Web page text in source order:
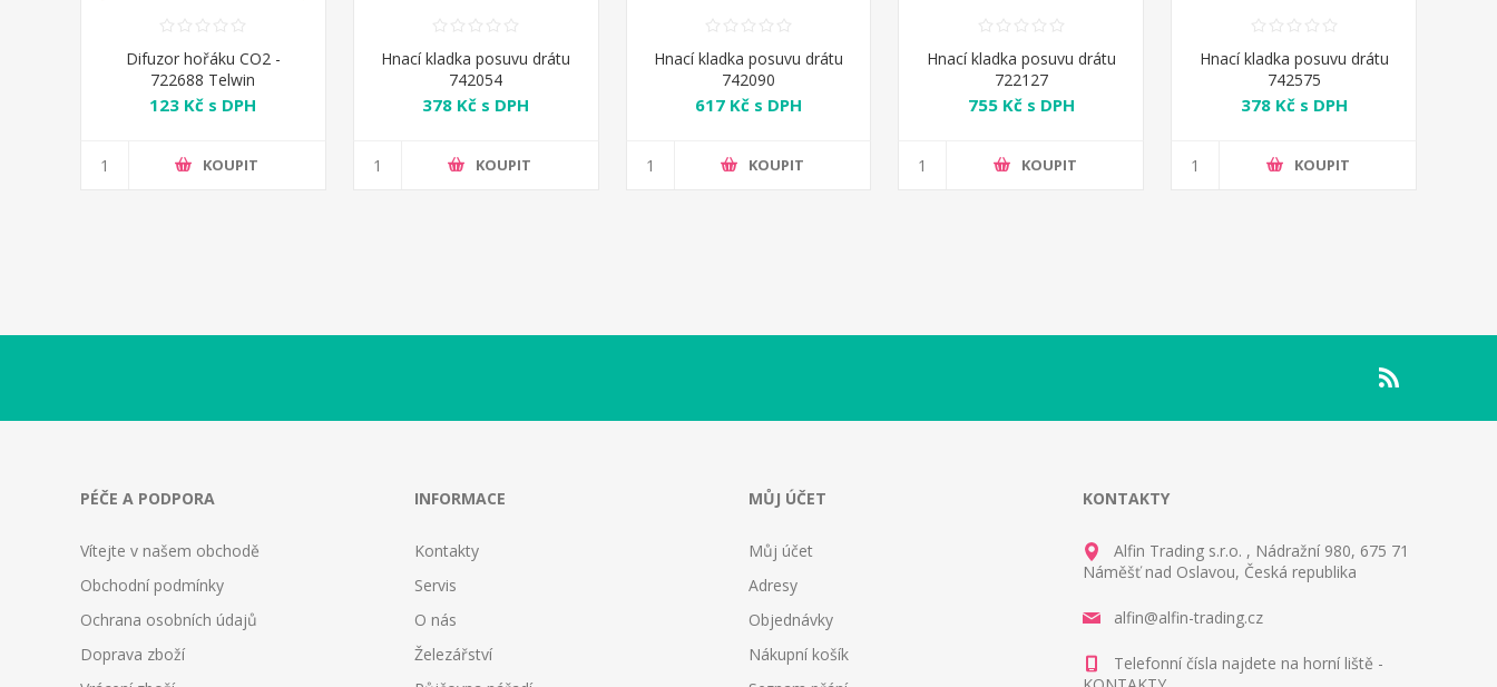
Difuzor hořáku CO2 -
722688 Telwin
123 Kč s DPH
KOUPIT
Hnací kladka posuvu drátu
742054
378 Kč s DPH
KOUPIT
Hnací kladka posuvu drátu
742090
617 Kč s DPH
KOUPIT
Hnací kladka posuvu drátu
722127
755 Kč s DPH
KOUPIT
Hnací kladka posuvu drátu
742575
378 Kč s DPH
KOUPIT
PÉČE A PODPORA
Vítejte v našem obchodě
Obchodní podmínky
Ochrana osobních údajů
Doprava zboží
INFORMACE
Kontakty
Servis
O nás
Železářství
MŮJ ÚČET
Můj účet
Adresy
Objednávky
Nákupní košík
KONTAKTY
Alfin Trading s.r.o. , Nádražní 980, 675 71
Náměšť nad Oslavou, Česká republika
alfin@alfin-trading.cz
Telefonní čísla najdete na horní liště -